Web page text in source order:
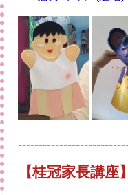
【桂冠家長講座】